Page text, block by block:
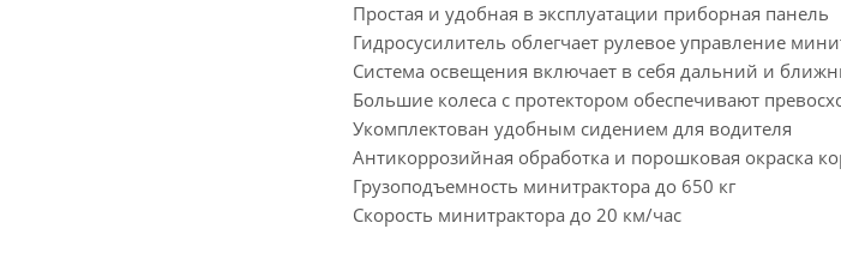
Простая и удобная в эксплуатации приборная панель
Гидросусилитель облегчает рулевое управление
Система освещения включает в себя дальний и
Большие колеса с протектором обеспечивают
Укомплектован удобным сидением для водителя
Антикоррозийная обработка и порошковая окраска
Грузоподъемность минитрактора до 650 кг
Скорость минитрактора до 20 км/час